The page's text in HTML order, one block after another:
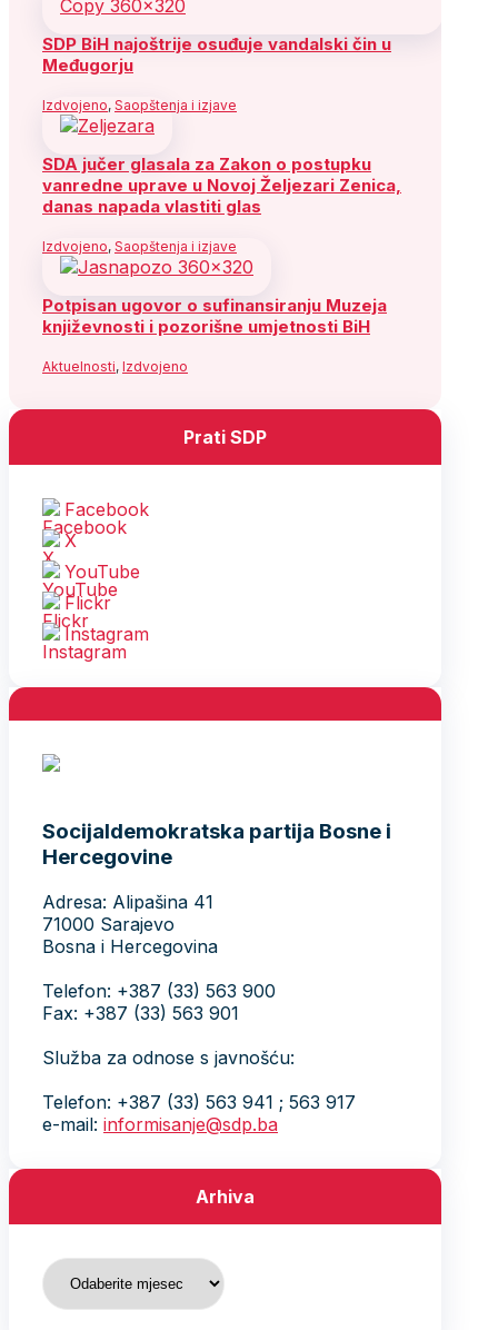
SDP BiH najoštrije osuđuje vandalski čin u
Međugorju
Izdvojeno, Saopštenja i izjave
SDA jučer glasala za Zakon o postupku
vanredne uprave u Novoj Željezari Zenica,
danas napada vlastiti glas
Izdvojeno, Saopštenja i izjave
Potpisan ugovor o sufinansiranju Muzeja
književnosti i pozorišne umjetnosti BiH
Aktuelnosti, Izdvojeno
Prati SDP
Facebook
X
YouTube
Flickr
Instagram
Socijaldemokratska partija Bosne i
Hercegovine
Adresa: Alipašina 41
71000 Sarajevo
Bosna i Hercegovina
Telefon: +387 (33) 563 900
Fax: +387 (33) 563 901
Služba za odnose s javnošću:
Telefon: +387 (33) 563 941 ; 563 917
e-mail: informisanje@sdp.ba
Arhiva
Arhiva